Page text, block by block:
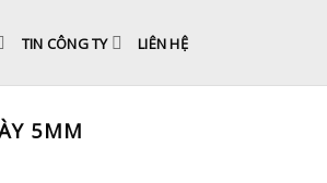
TIN CÔNG TY LIÊN HỆ
5MM